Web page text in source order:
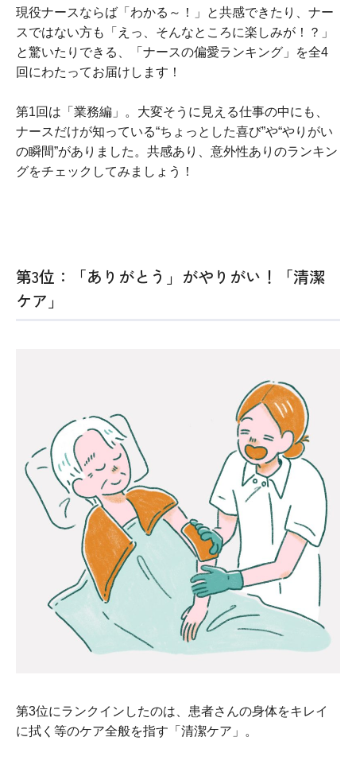
現役ナースならば「わかる～！」と共感できたり、ナー
スではない方も「えっ、そんなところに楽しみが！？」
と驚いたりできる、「ナースの偏愛ランキング」を全4
回にわたってお届けします！
第1回は「業務編」。大変そうに見える仕事の中にも、
ナースだけが知っている“ちょっとした喜び”や“やりがい
の瞬間”がありました。共感あり、意外性ありのランキン
グをチェックしてみましょう！
第3位：「ありがとう」がやりがい！「清潔
ケア」
第3位にランクインしたのは、患者さんの身体をキレイ
に拭く等のケア全般を指す「清潔ケア」。